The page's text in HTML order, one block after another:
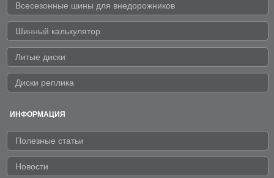
Всесезонные шины для внедорожников
Шинный калькулятор
Литые диски
Диски реплика
ИНФОРМАЦИЯ
Полезные статьи
Новости